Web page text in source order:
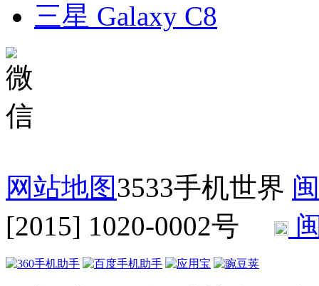
三星 Galaxy C8
网站地图3533手机世界
[2015] 1020-0002号